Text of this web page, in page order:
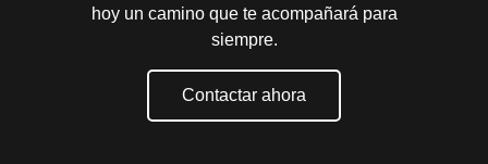
hoy un camino que te acompañará para
siempre.
Contactar ahora